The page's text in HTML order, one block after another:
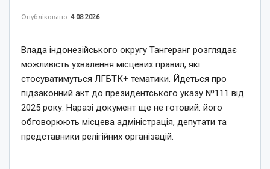
Опубліковано 4.08.2026
Влада індонезійського округу Тангеранг розглядає
можливість ухвалення місцевих правил, які
стосуватимуться ЛГБТК+ тематики. Йдеться про
підзаконний акт до президентського указу №111 від
2025 року. Наразі документ ще не готовий: його
обговорюють місцева адміністрація, депутати та
представники релігійних організацій.